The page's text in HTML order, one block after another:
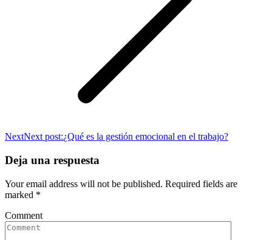
NextNext post:¿Qué es la gestión emocional en el trabajo?
Deja una respuesta
Your email address will not be published. Required fields are
marked *
Comment